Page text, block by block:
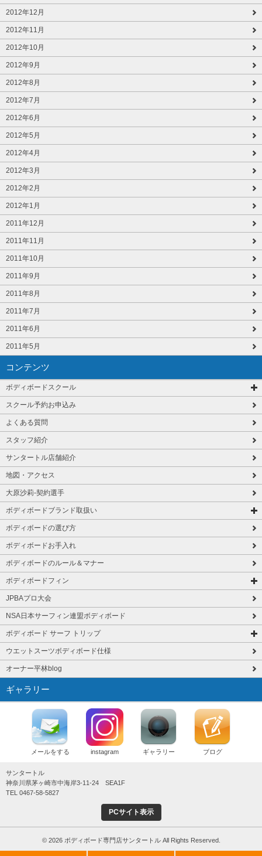
2012年12月
2012年11月
2012年10月
2012年9月
2012年8月
2012年7月
2012年6月
2012年5月
2012年4月
2012年3月
2012年2月
2012年1月
2011年12月
2011年11月
2011年10月
2011年9月
2011年8月
2011年7月
2011年6月
2011年5月
コンテンツ
ボディボードスクール
スクール予約お申込み
よくある質問
スタッフ紹介
サンタートル店舗紹介
地図・アクセス
大原沙莉-契約選手
ボディボードブランド取扱い
ボディボードの選び方
ボディボードお手入れ
ボディボードのルール＆マナー
ボディボードフィン
JPBAプロ大会
NSA日本サーフィン連盟ボディボード
ボディボード サーフ トリップ
ウエットスーツボディボード仕様
オーナー平林blog
ギャラリー
メールをする instagram ギャラリー ブログ
サンタートル
神奈川県茅ヶ崎市中海岸3-11-24 SEA1F
TEL 0467-58-5827
PCサイト表示
© 2026 ボディボード専門店サンタートル All Rights Reserved.